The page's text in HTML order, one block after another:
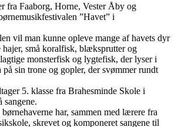
fra Faaborg, Horne, Vester Åby og
”Havet” i
vil man kunne opleve mange af havets dyr
små koralfisk, blæksprutter og
monsterfisk og lygtefisk, der lyser i
sin trone og gopler, der svømmer rundt
5. klasse fra Brahesminde Skole i
sangene.
har, sammen med lærere fra
skrevet og komponeret sangene til